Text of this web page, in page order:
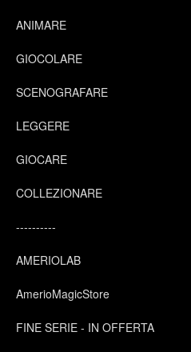
ANIMARE
GIOCOLARE
SCENOGRAFARE
LEGGERE
GIOCARE
COLLEZIONARE
----------
AMERIOLAB
AmerioMagicStore
FINE SERIE - IN OFFERTA